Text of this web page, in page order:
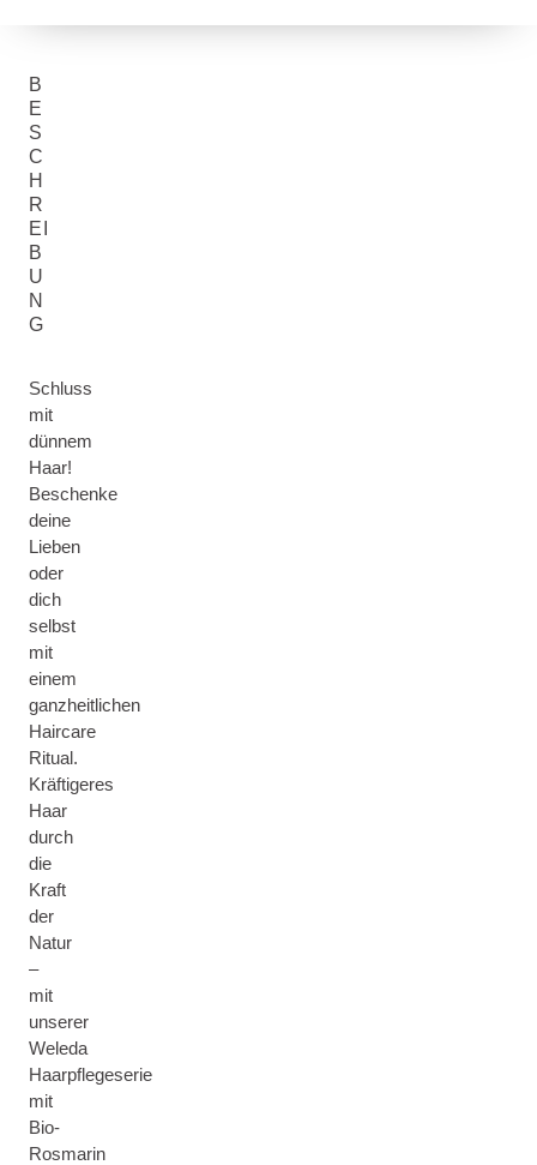
B
E
S
C
H
R
EI
B
U
N
G
Schluss
mit
dünnem
Haar!
Beschenke
deine
Lieben
oder
dich
selbst
mit
einem
ganzheitlichen
Haircare
Ritual.
Kräftigeres
Haar
durch
die
Kraft
der
Natur
–
mit
unserer
Weleda
Haarpflegeserie
mit
Bio-
Rosmarin